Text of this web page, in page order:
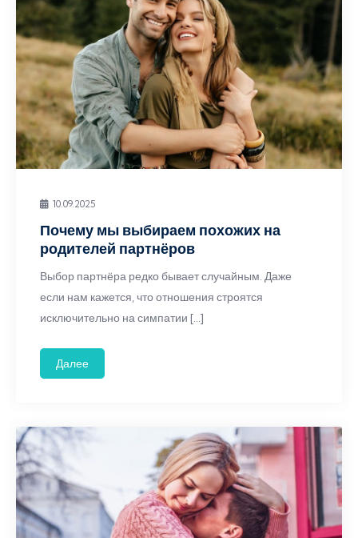
10.09.2025
Почему мы выбираем похожих на
родителей партнёров
Выбор партнёра редко бывает случайным. Даже
если нам кажется, что отношения строятся
исключительно на симпатии […]
Далее